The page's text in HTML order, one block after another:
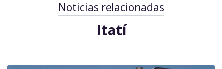
Noticias relacionadas
Itatí